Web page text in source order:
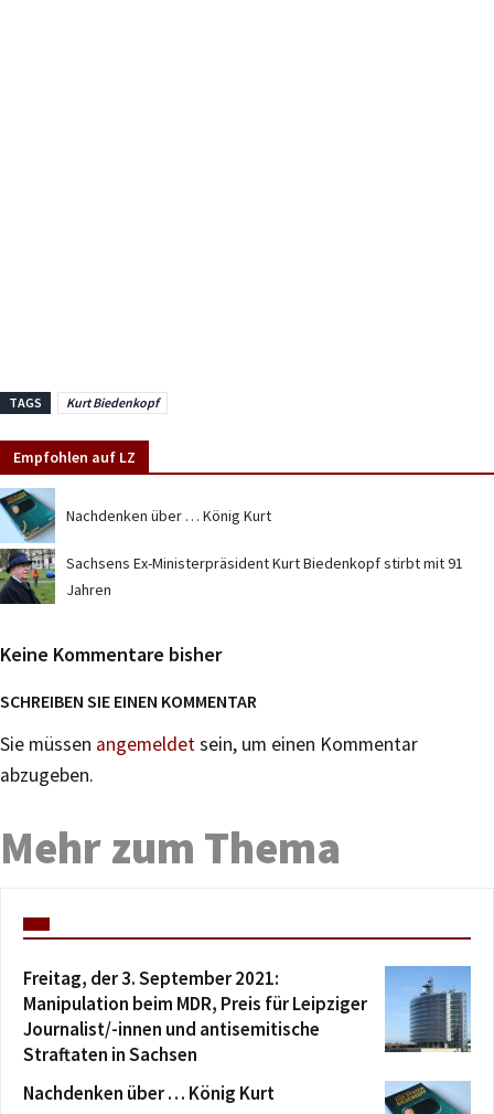
TAGS Kurt Biedenkopf
Empfohlen auf LZ
Nachdenken über … König Kurt
Sachsens Ex-Ministerpräsident Kurt Biedenkopf stirbt mit 91
Jahren
Keine Kommentare bisher
SCHREIBEN SIE EINEN KOMMENTAR
Sie müssen angemeldetsein, um einen Kommentar
abzugeben.
Mehr zum Thema
Freitag, der 3. September 2021:
Manipulation beim MDR, Preis für Leipziger
Journalist/-innen und antisemitische
Straftaten in Sachsen
Nachdenken über … König Kurt